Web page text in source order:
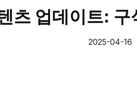
츠 업데이트: 구
2025-04-16